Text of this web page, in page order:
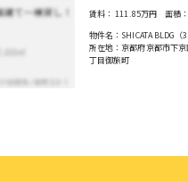
賃料：111.85万円面積
物件名：SHICATA BLDG（
所在地：京都府京都市下
丁目御旅町